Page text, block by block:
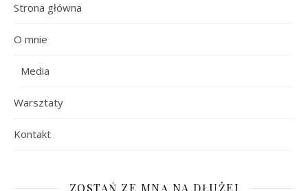
Strona główna
O mnie
Media
Warsztaty
Kontakt
ZOSTAŃ ZE MNĄ NA DŁUŻEJ